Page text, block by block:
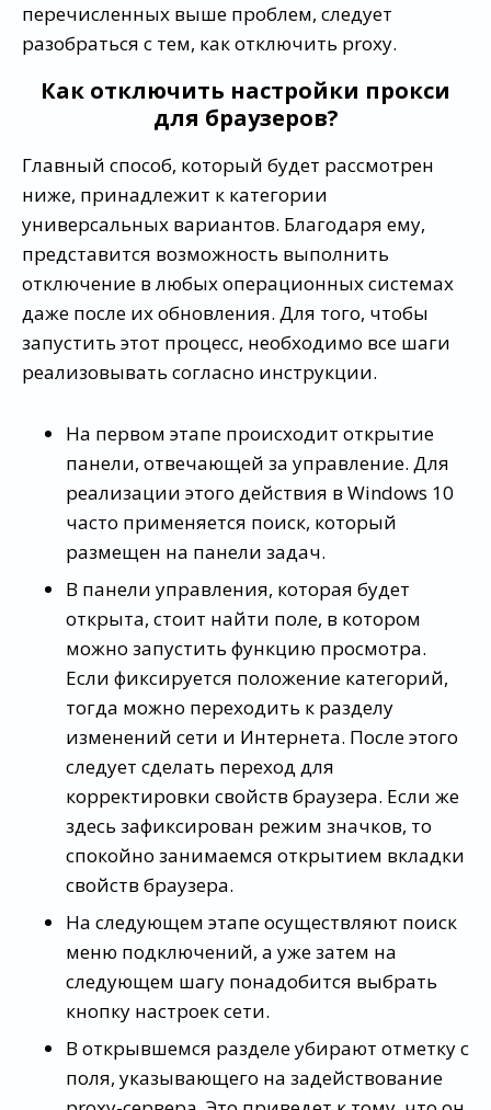
перечисленных выше проблем, следует
разобраться с тем, как отключить proxy.
Как отключить настройки прокси
для браузеров?
Главный способ, который будет рассмотрен
ниже, принадлежит к категории
универсальных вариантов. Благодаря ему,
представится возможность выполнить
отключение в любых операционных системах
даже после их обновления. Для того, чтобы
запустить этот процесс, необходимо все шаги
реализовывать согласно инструкции.
На первом этапе происходит открытие
панели, отвечающей за управление. Для
реализации этого действия в Windows 10
часто применяется поиск, который
размещен на панели задач.
В панели управления, которая будет
открыта, стоит найти поле, в котором
можно запустить функцию просмотра.
Если фиксируется положение категорий,
тогда можно переходить к разделу
изменений сети и Интернета. После этого
следует сделать переход для
корректировки свойств браузера. Если же
здесь зафиксирован режим значков, то
спокойно занимаемся открытием вкладки
свойств браузера.
На следующем этапе осуществляют поиск
меню подключений, а уже затем на
следующем шагу понадобится выбрать
кнопку настроек сети.
В открывшемся разделе убирают отметку с
поля, указывающего на задействование